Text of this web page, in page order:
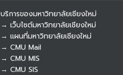
บริการของมหาวิทยาลัยเชียงใหม่
→ เว็บไซต์มหาวิทยาลัยเชียงใหม่
→ แผนที่มหาวิทยาลัยเชียงใหม่
→ CMU Mail
→ CMU MIS
→ CMU SIS